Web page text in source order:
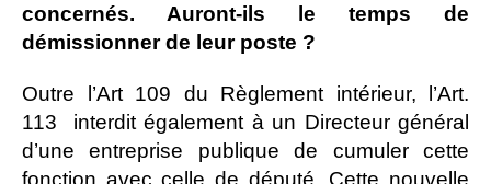
concernés. Auront-ils le temps de
démissionner de leur poste ?
Outre l’Art 109 du Règlement intérieur, l’Art.
113 interdit également à un Directeur général
d’une entreprise publique de cumuler cette
fonction avec celle de député. Cette nouvelle